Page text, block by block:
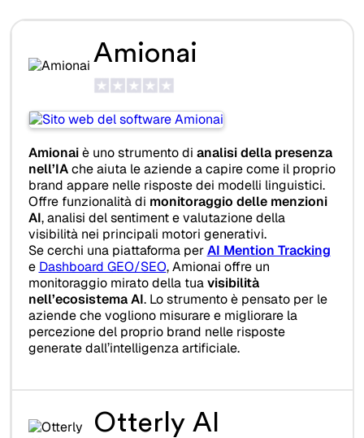
Amionai
Amionaiè uno strumento di analisi della presenza
nell’IAche aiuta le aziende a capire come il proprio
brand appare nelle risposte dei modelli linguistici.
Offre funzionalità di monitoraggio delle menzioni
AI, analisi del sentiment e valutazione della
visibilità nei principali motori generativi.
Se cerchi una piattaforma perAI Mention Tracking
e Dashboard GEO/SEO, Amionai offre un
monitoraggio mirato della tuavisibilità
nell’ecosistema AI. Lo strumento è pensato per le
aziende che vogliono misurare e migliorare la
percezione del proprio brand nelle risposte
generate dall’intelligenza artificiale.
Otterly AI